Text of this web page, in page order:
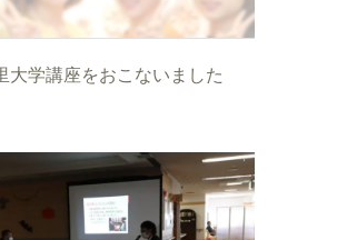
大学講座をおこないました